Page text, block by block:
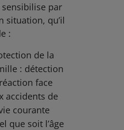
sensibilise par
situation, qu’il
:
de la
: détection
face
accidents de
courante
que soit l’âge